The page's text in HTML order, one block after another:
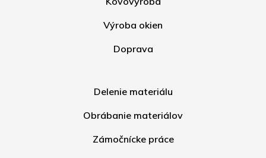
Výroba okien
Doprava
Delenie materiálu
Obrábanie materiálov
Zámočnícke práce